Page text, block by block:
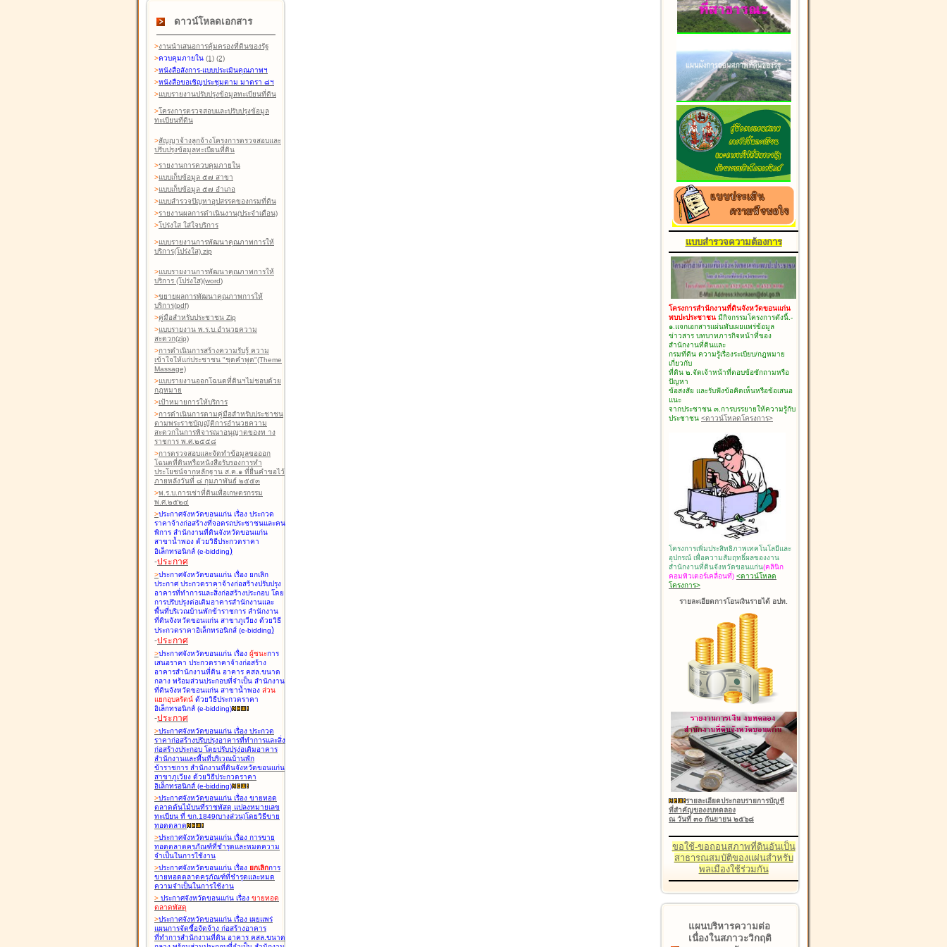
ดาวน์โหลดเอกสาร
>งานนำเสนอการคุ้มครองที่ดินของรัฐ
>ควบคุมภายใน (1) (2)
>หนังสือสังการ-แบบประเมินคุณภาพฯ
>หนังสือขอเชิญประชุมตาม มาตรา ๘ฯ
>แบบรายงานปรับปรุงข้อมูลทะเบียนที่ดิน
>โครงการตรวจสอบและปรับปรุงข้อมูล
ทะเบียนที่ดิน
>สัญญาจ้างลูกจ้างโครงการตรวจสอบและ
ปรับปรุงข้อมูลทะเบียนที่ดิน
>รายงานการควบคุมภายใน
>แบบเก็บข้อมูล ๕๗ สาขา
>แบบเก็บข้อมูล ๕๗ อำเภอ
>แบบสำรวจปัญหาอุปสรรคของกรมที่ดิน
>รายงานผลการดำเนินงาน(ประจำเดือน)
>โปร่งใส ใส่ใจบริการ
>แบบรายงานการพัฒนาคุณภาพการให้
บริการ(โปร่งใส).zip
>แบบรายงานการพัฒนาคุณภาพการให้
บริการ (โปร่งใส)(word)
>ขยายผลการพัฒนาคุณภาพการให้
บริการ(pdf)
>คู่มือสำหรับประชาชน Zip
>แบบรายงาน พ.ร.บ.อำนวยความ
สะดวก(zip)
>การดำเนินการสร้างความรับรู้ ความ
เข้าใจให้แก่ประชาชน "ชุดคำพูด"(Theme
Massage)
>แบบรายงานออกโฉนดที่ดินฯไม่ชอบด้วย
กฎหมาย
>เป้าหมายการให้บริการ
>การดำเนินการตามคู่มือสำหรับประชาชน
ตามพระราชบัญญัติการอำนวยความ
สะดวกในการพิจารณาอนุญาตของท าง
ราชการ พ.ศ.๒๕๕๘
>การตรวจสอบและจัดทำข้อมูลขอออก
โฉนดที่ดินหรือหนังสือรับรองการทำ
ประโยชน์จากหลักฐาน ส.ค.๑ ที่ยื่นคำขอไว้
ภายหลังวันที่ ๘ กุมภาพันธ์ ๒๕๕๓
>พ.ร.บ.การเช่าที่ดินเพื่อเกษตรกรรม
พ.ศ.๒๕๒๔
>ประกาศจังหวัดขอนแก่น เรื่อง ประกวด
ราคาจ้างก่อสร้างที่จอดรถประชาชนและคน
พิการ สำนักงานที่ดินจังหวัดขอนแก่น
สาขาน้ำพอง ด้วยวิธีประกวดราคา
อิเล็กทรอนิกส์ (e-bidding)
-ประกาศ
>ประกาศจังหวัดขอนแก่น เรื่อง ยกเลิก
ประกาศ ประกวดราคาจ้างก่อสร้างปรับปรุง
อาคารที่ทำการและสิ่งก่อสร้างประกอบ โดย
การปรับปรุงต่อเติมอาคารสำนักงานและ
พื้นที่บริเวณบ้านพักข้าราชการ สำนักงาน
ที่ดินจังหวัดขอนแก่น สาขาภูเวียง ด้วยวิธี
ประกวดราคาอิเล็กทรอนิกส์ (e-bidding)
-ประกาศ
>ประกาศจังหวัดขอนแก่น เรื่อง ผู้ชนะการ
เสนอราคา ประกวดราคาจ้างก่อสร้าง
อาคารสำนักงานที่ดิน อาคาร คสล.ขนาด
กลาง พร้อมส่วนประกอบที่จำเป็น สำนักงาน
ที่ดินจังหวัดขอนแก่น สาขาน้ำพอง ส่วน
แยกอุบลรัตน์ ด้วยวิธีประกวดราคา
อิเล็กทรอนิกส์ (e-bidding)
-ประกาศ
>ประกาศจังหวัดขอนแก่น เรื่อง ประกวด
ราคาก่อสร้างปรับปรุงอาคารที่ทำการและสิ่ง
ก่อสร้างประกอบ โดยปรับปรุง่อเติมอาคาร
สำนักงานและพื้นที่บริเวณบ้านพัก
ข้าราชการ สำนักงานที่ดินจังหวัดขอนแก่น
สาขาภูเวียง ด้วยวิธีประกวดราคา
อิเล็กทรอนิกส์ (e-bidding)
>ประกาศจังหวัดขอนแก่น เรื่อง ขายทอด
ตลาดต้นไม้บนที่ราชพัสดุ แปลงหมายเลข
ทะเบียน ที่ ขก.1849(บางส่วน)โดยวิธีขาย
ทอดตลาด
>ประกาศจังหวัดขอนแก่น เรื่อง การขาย
ทอดตลาดครุภัณฑ์ที่ชำรุดและหมดความ
จำเป็นในการใช้งาน
>ประกาศจังหวัดขอนแก่น เรื่อง ยกเลิกการ
ขายทอดตลาดครุภัณฑ์ที่ชำรุดและหมด
ความจำเป็นในการใช้งาน
> ประกาศจังหวัดขอนแก่น เรื่อง ขายทอด
ตลาดพัสดุ
>ประกาศจังหวัดขอนแก่น เรื่อง เผยแพร่
แผนการจัดซื้อจัดจ้าง ก่อสร้างอาคาร
ที่ทำการสำนักงานที่ดิน อาคาร คสล.ขนาด
แบบสำรวจความต้องการ
โครงการสำนักงานที่ดินจังหวัดขอนแก่น
พบปะประชาชน มีกิจกรรมโครงการดังนี้.-
๑.แจกเอกสารแผ่นพับเผยแพร่ข้อมูล
ข่าวสาร บทบาทภารกิจหน้าที่ของ
สำนักงานที่ดินและ
กรมที่ดิน ความรู้เรื่องระเบียบ/กฎหมาย
เกี่ยวกับ
ที่ดิน ๒.จัดเจ้าหน้าที่ตอบข้อซักถามหรือ
ปัญหา
ข้อสงสัย และรับฟังข้อคิดเห็นหรือข้อเสนอ
แนะ
จากประชาชน ๓.การบรรยายให้ความรู้กับ
ประชาชน <ดาวน์โหลดโครงการ>
โครงการเพิ่มประสิทธิภาพเทคโนโลยีและ
อุปกรณ์ เพื่อความสัมฤทธิ์ผลของงาน
สำนักงานที่ดินจังหวัดขอนแก่น(คลินิก
คอมพิวเตอร์เคลื่อนที่) <ดาวน์โหลด
โครงการ>
รายละเอียดการโอนเงินรายได้ อปท.
รายละเอียดประกอบรายการบัญชี
ที่สำคัญของงบทดลอง
ณ วันที่ ๓๐ กันยายน ๒๕๖๘
ขอใช้-ขอถอนสภาพที่ดินอันเป็น
สาธารณสมบัติของแผ่นสำหรับ
พลเมืองใช้ร่วมกัน
แผนบริหารความต่อ
เนื่องในสภาวะวิกฤติ